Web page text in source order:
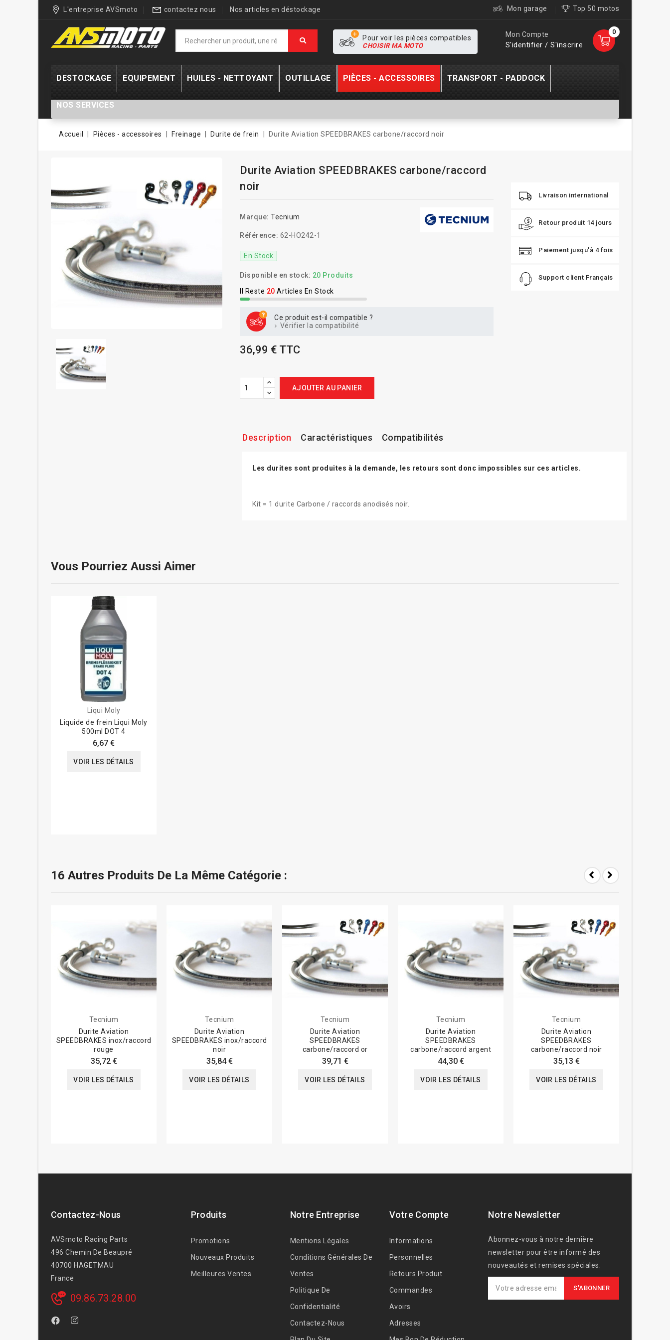
L'entreprise AVSmoto contactez nous Nos articles en déstockage Mon garage Top 50 motos
0
Mon Compte
S'identifier / S'inscrire
Pour voir les pièces compatibles
CHOISIR MA MOTO
DESTOCKAGE EQUIPEMENT HUILES - NETTOYANT OUTILLAGE PIÈCES - ACCESSOIRES TRANSPORT - PADDOCK
NOS SERVICES
Accueil Pièces - accessoires Freinage Durite de frein Durite Aviation SPEEDBRAKES carbone/raccord noir
Durite Aviation SPEEDBRAKES carbone/raccord
noir
Marque: Tecnium
Référence: 62-HO242-1
En Stock
Disponible en stock: 20 Produits
Il Reste 20Articles En Stock
Ce produit est-il compatible ?
Vérifier la compatibilité
36,99 € TTC
AJOUTER AU PANIER
Livraison international
Retour produit 14 jours
Paiement jusqu'à 4 fois
Support client Français
Description Caractéristiques Compatibilités
Les durites sont produites à la demande, les retours sont donc impossibles sur ces articles.
Kit = 1 durite Carbone / raccords anodisés noir.
Vous Pourriez Aussi Aimer
Liqui Moly
Liquide de frein Liqui Moly
500ml DOT 4
6,67 €
VOIR LES DÉTAILS
16 Autres Produits De La Même Catégorie :
Tecnium
Durite Aviation
SPEEDBRAKES inox/raccord
rouge
35,72 €
VOIR LES DÉTAILS
Tecnium
Durite Aviation
SPEEDBRAKES inox/raccord
noir
35,84 €
VOIR LES DÉTAILS
Tecnium
Durite Aviation
SPEEDBRAKES
carbone/raccord or
39,71 €
VOIR LES DÉTAILS
Tecnium
Durite Aviation
SPEEDBRAKES
carbone/raccord argent
44,30 €
VOIR LES DÉTAILS
Tecnium
Durite Aviation
SPEEDBRAKES
carbone/raccord noir
35,13 €
VOIR LES DÉTAILS
Contactez-Nous
AVSmoto Racing Parts
496 Chemin De Beaupré
40700 HAGETMAU
France
09.86.73.28.00
Produits
Promotions
Nouveaux Produits
Meilleures Ventes
Notre Entreprise
Mentions Légales
Conditions Générales De
Ventes
Politique De
Confidentialité
Contactez-Nous
Votre Compte
Informations
Personnelles
Retours Produit
Commandes
Avoirs
Adresses
Notre Newsletter
Abonnez-vous à notre dernière
newsletter pour être informé des
nouveautés et remises spéciales.